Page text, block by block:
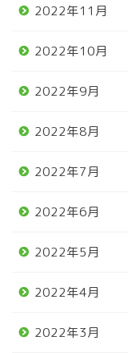
2022年11月
2022年10月
2022年9月
2022年8月
2022年7月
2022年6月
2022年5月
2022年4月
2022年3月